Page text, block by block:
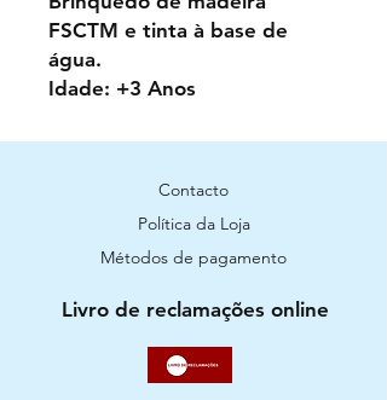
FSCTM e tinta à base de
água.
Idade: +3 Anos
Contacto
Política da Loja
Métodos de pagamento
Livro de reclamações online